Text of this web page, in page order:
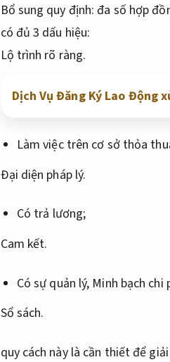
Bổ sung quy định: đa số hợp
có đủ 3 dấu hiệu:
Lộ trình rõ ràng.
Dịch Vụ Đăng Ký Lao Động
Làm việc trên cơ sở thỏa
Đại diện pháp lý.
Có trả lương;
Cam kết.
Có sự quản lý, Minh bạch chi
Sổ sách.
quy cách này là cần thiết để